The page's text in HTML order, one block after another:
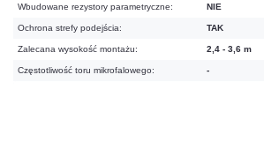
Wbudowane rezystory parametryczne: NIE
Ochrona strefy podejścia: TAK
Zalecana wysokość montażu: 2,4 - 3,6 m
Częstotliwość toru mikrofalowego: -